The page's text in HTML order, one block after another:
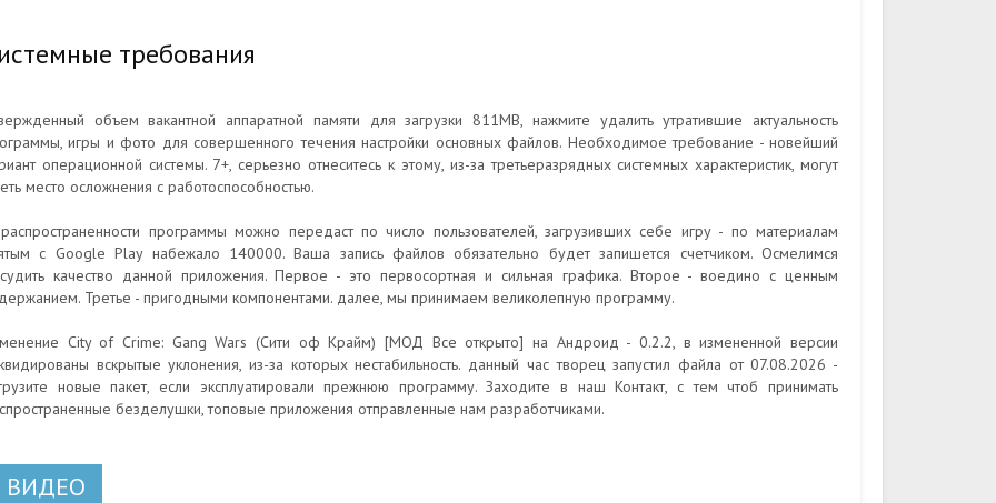
требования
объем вакантной аппаратной памяти для загрузки 811MB, нажмите удалить утратившие актуальность
игры и фото для совершенного течения настройки основных файлов. Необходимое требование - новейший
операционной системы. 7+, серьезно отнеситесь к этому, из-за третьеразрядных системных характеристик, могут
место осложнения с работоспособностью.
программы можно передаст по число пользователей, загрузивших себе игру - по материалам
с Google Play набежало 140000. Ваша запись файлов обязательно будет запишется счетчиком. Осмелимся
качество данной приложения. Первое - это первосортная и сильная графика. Второе - воедино с ценным
Третье - пригодными компонентами. далее, мы принимаем великолепную программу.
City of Crime: Gang Wars (Сити оф Крайм) [МОД Все открыто] на Андроид - 0.2.2, в измененной версии
вскрытые уклонения, из-за которых нестабильность. данный час творец запустил файла от 07.08.2026 -
новые пакет, если эксплуатировали прежнюю программу. Заходите в наш Контакт, с тем чтоб принимать
безделушки, топовые приложения отправленные нам разработчиками.
ВИДЕО